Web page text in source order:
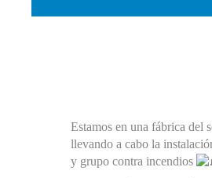
Estamos en una fábrica del
llevando a cabo la
y grupo contra incendios